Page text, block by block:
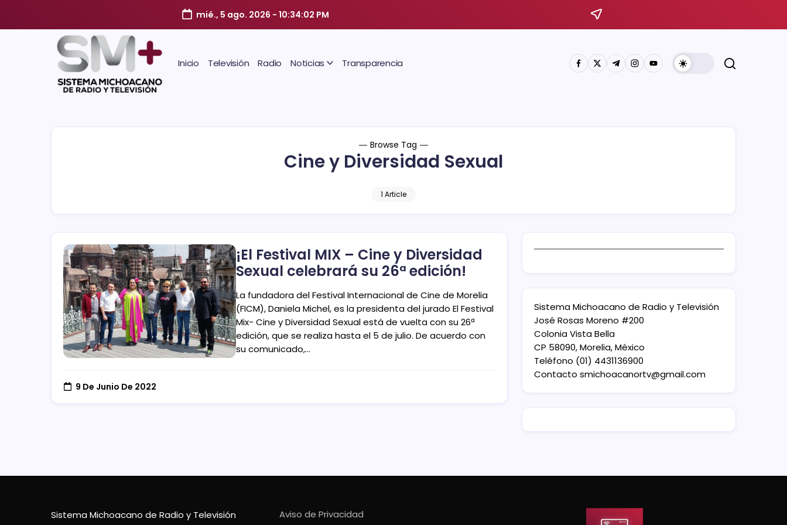
mié., 5 ago. 2026 - 10:34:02 PM
Inicio Televisión Radio Noticias Transparencia
Browse Tag
Cine y Diversidad Sexual
1 Article
¡El Festival MIX – Cine y Diversidad
Sexual celebrará su 26ª edición!
La fundadora del Festival Internacional de Cine de Morelia
(FICM), Daniela Michel, es la presidenta del jurado El Festival
Mix- Cine y Diversidad Sexual está de vuelta con su 26ª
edición, que se realiza hasta el 5 de julio. De acuerdo con
su comunicado,…
9 De Junio De 2022
Sistema Michoacano de Radio y Televisión
José Rosas Moreno #200
Colonia Vista Bella
CP 58090, Morelia, México
Teléfono (01) 4431136900
Contacto smichoacanortv@gmail.com
Sistema Michoacano de Radio y Televisión
Aviso de Privacidad